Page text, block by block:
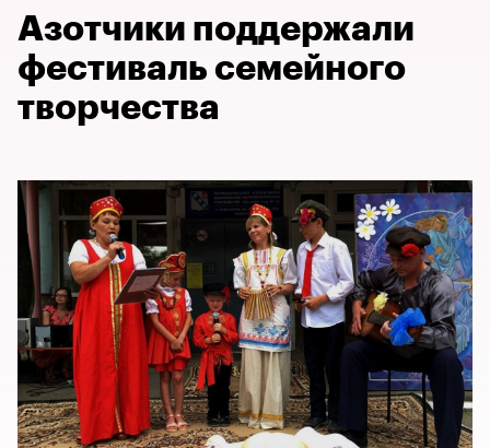
Азотчики поддержали
фестиваль семейного
творчества